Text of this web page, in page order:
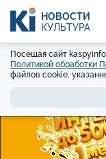
НОВОСТИ
КУЛЬТУРА
Посещая сайт
Политикой обработки
файлов cookie,